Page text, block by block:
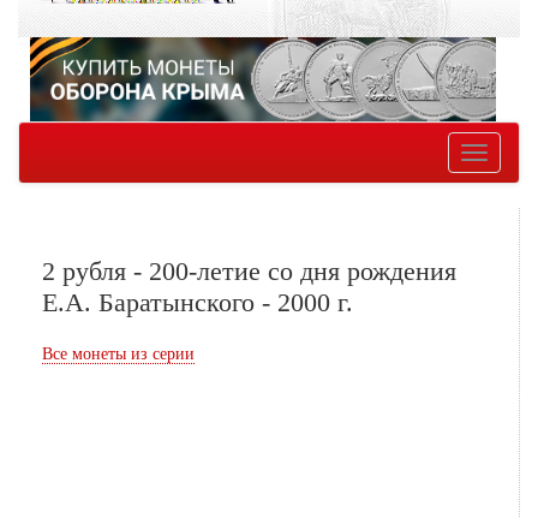
Toggle
2 рубля - 200-летие со дня рождения
Е.А. Баратынского - 2000 г.
Все монеты из серии